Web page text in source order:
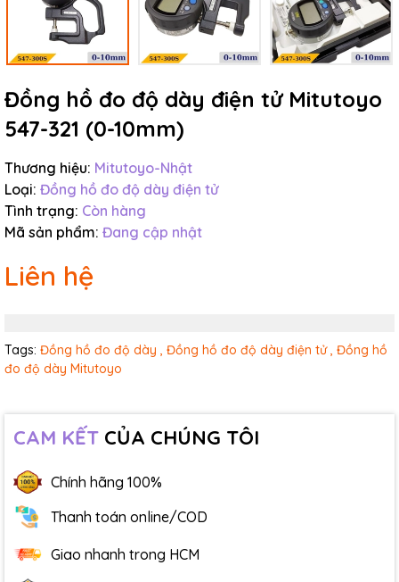
Đồng hồ đo độ dày điện tử Mitutoyo
547-321 (0-10mm)
Thương hiệu: Mitutoyo-Nhật
Loại: Đồng hồ đo độ dày điện tử
Tình trạng: Còn hàng
Mã sản phẩm: Đang cập nhật
Liên hệ
Tags: Đồng hồ đo độ dày , Đồng hồ đo độ dày điện tử , Đồng hồ
đo độ dày Mitutoyo
CAM KẾT CỦA CHÚNG TÔI
Chính hãng 100%
Thanh toán online/COD
Giao nhanh trong HCM
Ngày hết hạn:
Điều kiện: